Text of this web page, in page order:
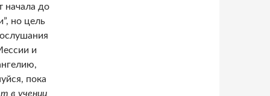
начала до
но цель
и
пока
в учении